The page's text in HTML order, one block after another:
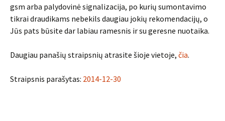
gsm arba palydovinė signalizacija, po kurių sumontavimo
tikrai draudikams nebekils daugiau jokių rekomendacijų, o
Jūs pats būsite dar labiau ramesnis ir su geresne nuotaika.
Daugiau panašių straipsnių atrasite šioje vietoje, čia.
Straipsnis parašytas: 2014-12-30